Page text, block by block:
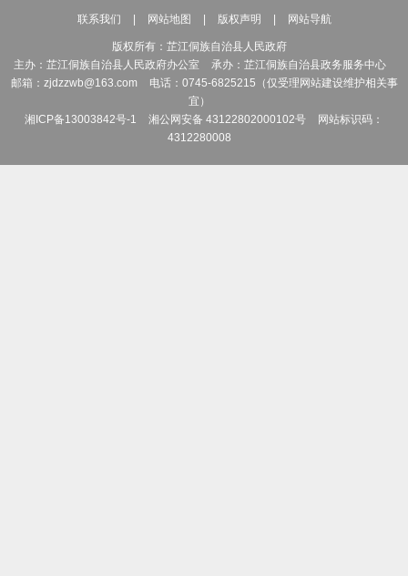
药“三医联动”改革，更
（十） 与县卫生
立沟通协商机制、协同
（十一） 完成县
联系我们 网站地图 版权声明 网站导航
版权所有：芷江侗族自治县人民政府
主办：芷江侗族自治县人民政府办公室
承办：芷江侗族自治县政务服务中心
邮箱：zjdzzwb@163.com
电话：0745-6825215（仅受理网站建设维护相关事
宜）
湘ICP备13003842号-1
湘公网安备 43122802000102号
网站标识码：
4312280008